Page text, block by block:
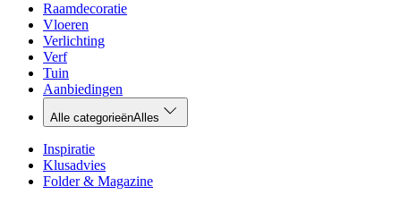
Raamdecoratie
Vloeren
Verlichting
Verf
Tuin
Aanbiedingen
Alle categorieënAlles
Inspiratie
Klusadvies
Folder & Magazine